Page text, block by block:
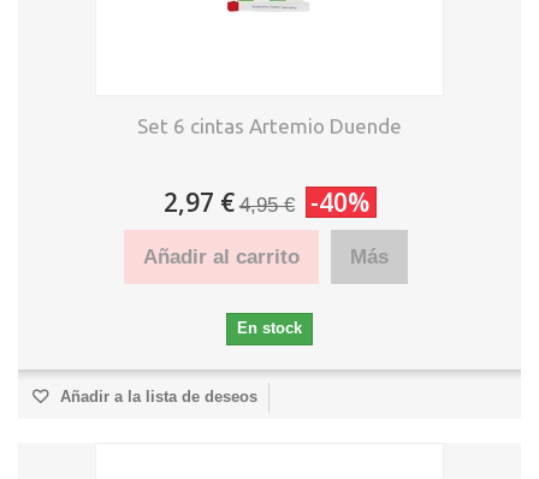
Set 6 cintas Artemio Duende
2,97 € 4,95 € -40%
Añadir al carrito Más
En stock
Añadir a la lista de deseos